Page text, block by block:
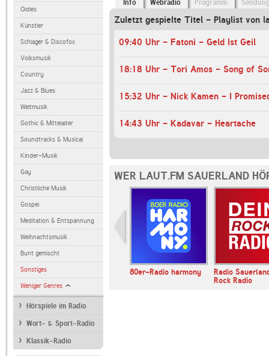
Oldies
Künstler
Schlager & Discofox
Volksmusik
Country
Jazz & Blues
Weltmusik
Gothic & Mittelalter
Soundtracks & Musical
Kinder-Musik
Gay
Christliche Musik
Gospel
Meditation & Entspannung
Weihnachtsmusik
Bunt gemischt
Sonstiges
Weniger Genres
Hörspiele im Radio
Wort- & Sport-Radio
Klassik-Radio
Info Webradio Programm
Zuletzt gespielte Titel - Playlist von
09:40 Uhr - Fatoni - Geld Ist Geil
18:18 Uhr - Tori Amos - Song of
15:32 Uhr - Nick Kamen - I
14:43 Uhr - Kadavar - Heartache
WER LAUT.FM SAUERLAND
80er-Radio harmony
Radio
Rock Radio